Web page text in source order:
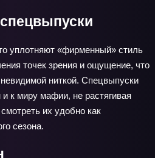
уплотняют «фирменный» стиль
точек зрения и ощущение, что
ниткой. Спецвыпуски
к миру мафии, не растягивая
их удобно как
сезона.